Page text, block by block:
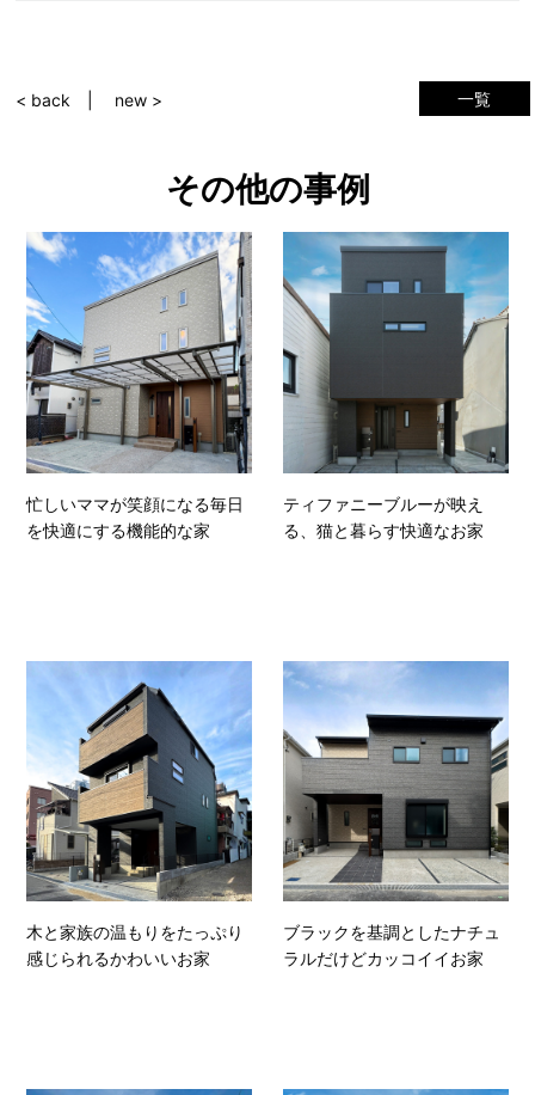
一覧
< back new >
その他の事例
忙しいママが笑顔になる毎日
を快適にする機能的な家
ティファニーブルーが映え
る、猫と暮らす快適なお家
木と家族の温もりをたっぷり
感じられるかわいいお家
ブラックを基調としたナチュ
ラルだけどカッコイイお家